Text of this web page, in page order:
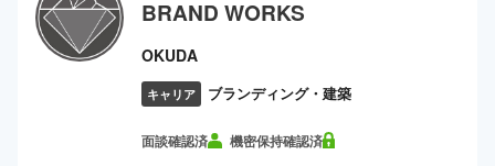
BRAND WORKS
OKUDA
キャリア ブランディング・建築
面談確認済 機密保持確認済